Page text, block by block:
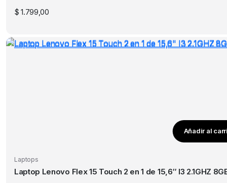
$ 1.799,00
Añadir al
Laptops